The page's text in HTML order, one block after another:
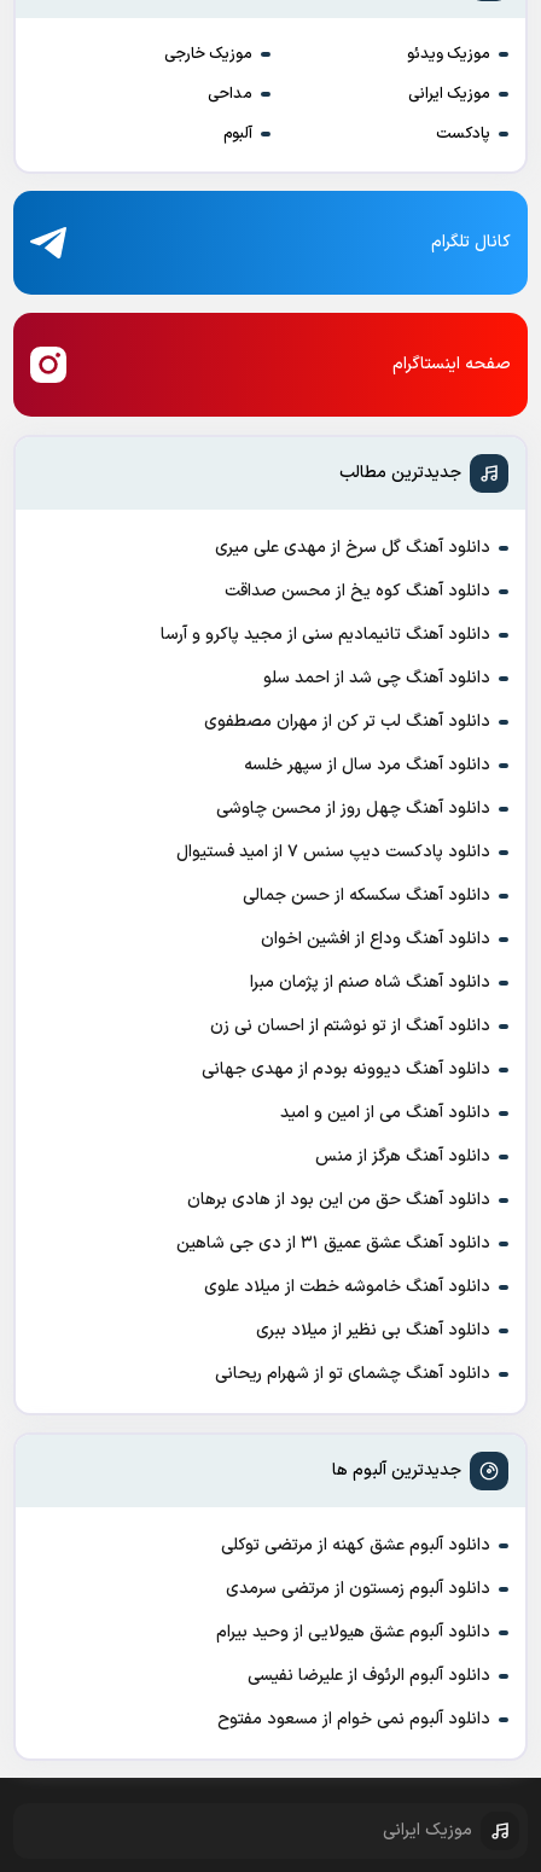
موزیک ویدئو
موزیک خارجی
موزیک ایرانی
مداحی
پادکست
آلبوم
کانال تلگرام
صفحه اینستاگرام
جدیدترین مطالب
دانلود آهنگ گل سرخ از مهدی علی میری
دانلود آهنگ کوه یخ از محسن صداقت
دانلود آهنگ تانیمادیم سنی از مجید پاکرو و آرسا
دانلود آهنگ چی شد از احمد سلو
دانلود آهنگ لب تر کن از مهران مصطفوی
دانلود آهنگ مرد سال از سپهر خلسه
دانلود آهنگ چهل روز از محسن چاوشی
دانلود پادکست ديپ سنس ۷ از اميد فستيوال
دانلود آهنگ سکسکه از حسن جمالی
دانلود آهنگ وداع از افشين اخوان
دانلود آهنگ شاه صنم از پژمان مبرا
دانلود آهنگ از تو نوشتم از احسان نی زن
دانلود آهنگ دیوونه بودم از مهدی جهانی
دانلود آهنگ می از امین و امید
دانلود آهنگ هرگز از منس
دانلود آهنگ حق من این بود از هادی برهان
دانلود آهنگ عشق عمیق ۳۱ از دی جی شاهین
دانلود آهنگ خاموشه خطت از میلاد علوی
دانلود آهنگ بی نظیر از میلاد ببری
دانلود آهنگ چشمای تو از شهرام ریحانی
جدیدترین آلبوم ها
دانلود آلبوم عشق کهنه از مرتضی توکلی
دانلود آلبوم زمستون از مرتضی سرمدی
دانلود آلبوم عشق هیولایی از وحید بیرام
دانلود آلبوم الرئوف از علیرضا نفیسی
دانلود آلبوم نمی خوام از مسعود مفتوح
موزیک ایرانی